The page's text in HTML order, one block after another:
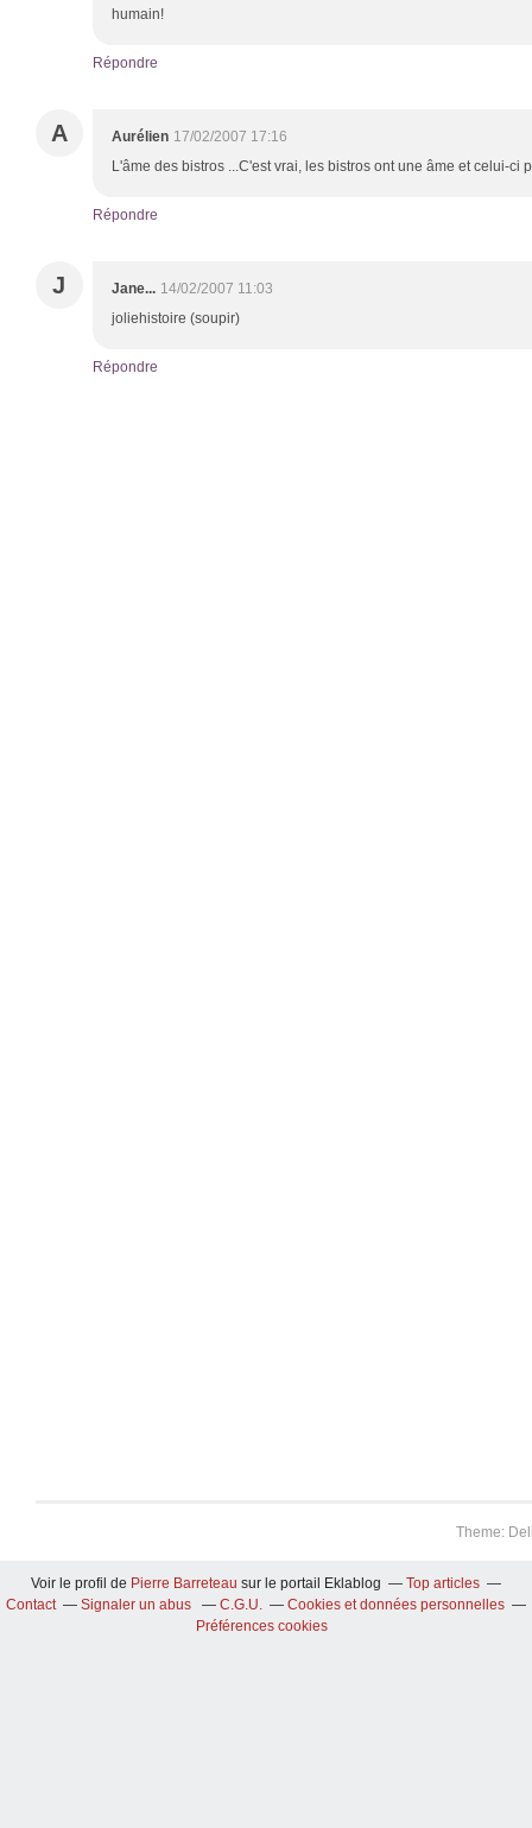
humain!
Répondre
A Aurélien 17/02/2007 17:16
L'âme des bistros ...C'est vrai, les bistros ont une âme et celui-ci
Répondre
J Jane... 14/02/2007 11:03
joliehistoire (soupir)
Répondre
Theme:
Voir le profil de Pierre Barreteau sur le portail Eklablog
Top articles
Contact
Signaler un abus C.G.U.
Cookies et données personnelles
Préférences cookies